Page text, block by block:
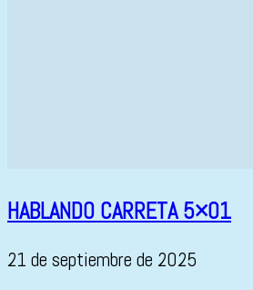
HABLANDO CARRETA 5×01
21 de septiembre de 2025